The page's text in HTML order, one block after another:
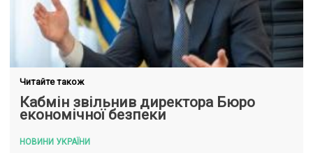
Читайте також
Кабмін звільнив директора Бюро
економічної безпеки
НОВИНИ УКРАЇНИ